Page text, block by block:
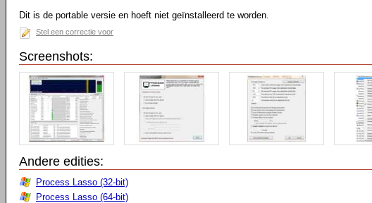
Dit is de portable versie en hoeft niet geïnstalleerd te worden.
Stel een correctie voor
Screenshots:
Andere edities:
Process Lasso (32-bit)
Process Lasso (64-bit)